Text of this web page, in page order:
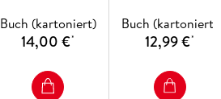
Buch (kartoniert)
14,00 €*
Buch (kartoniert)
12,99 €*